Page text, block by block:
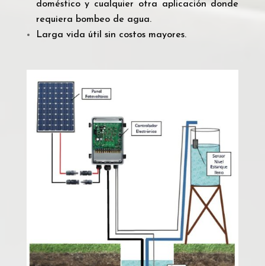
doméstico y cualquier otra aplicación donde
requiera bombeo de agua.
Larga vida útil sin costos mayores.